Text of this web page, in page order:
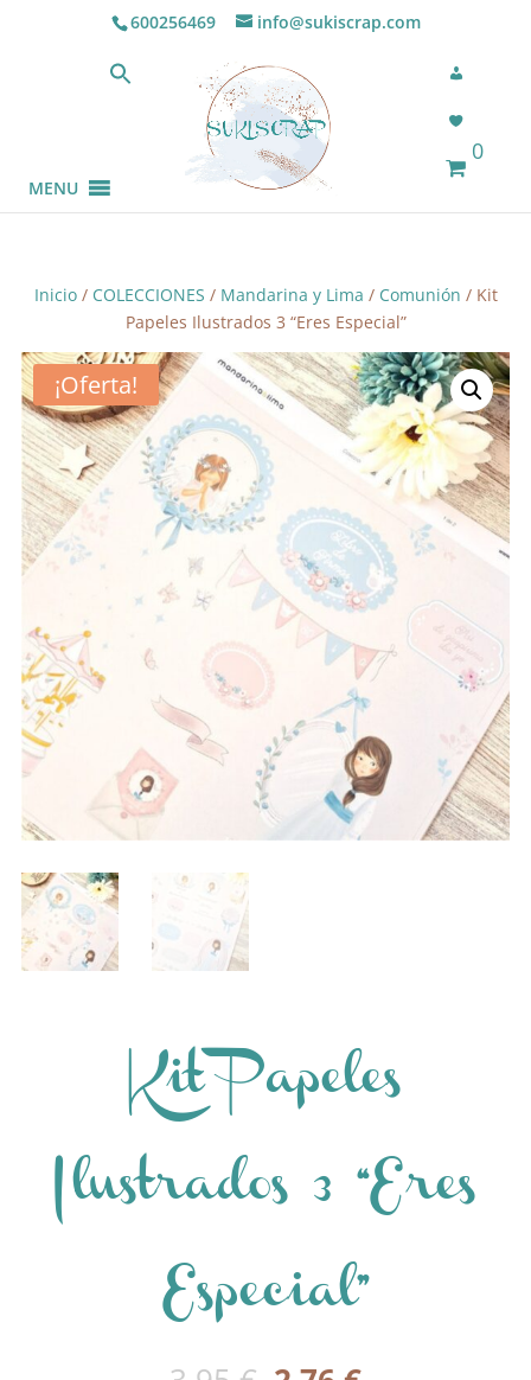
600256469 info@sukiscrap.com
0
MENU
Inicio/ COLECCIONES / Mandarina y Lima / Comunión / Kit
Papeles Ilustrados 3 “Eres Especial”
¡Oferta!
Kit Papeles
Ilustrados 3 “Eres
Especial”